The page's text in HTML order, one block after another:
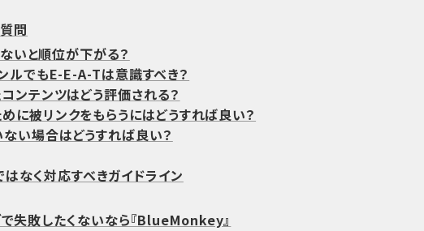
問
いと順位が下がる？
ルでもE-E-A-Tは意識すべき？
ンテンツはどう評価される？
に被リンクをもらうにはどうすれば良い？
い場合はどうすれば良い？
なく対応すべきガイドライン
失敗したくないなら『BlueMonkey』